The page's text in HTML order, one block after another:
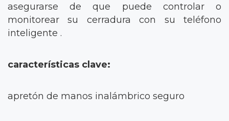
asegurarse de que puede controlar o
monitorear su cerradura con su teléfono
inteligente .
características clave:
apretón de manos inalámbrico seguro